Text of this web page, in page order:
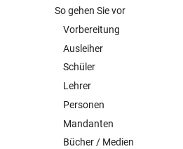
So gehen Sie vor
Vorbereitung
Ausleiher
Schüler
Lehrer
Personen
Mandanten
Bücher / Medien